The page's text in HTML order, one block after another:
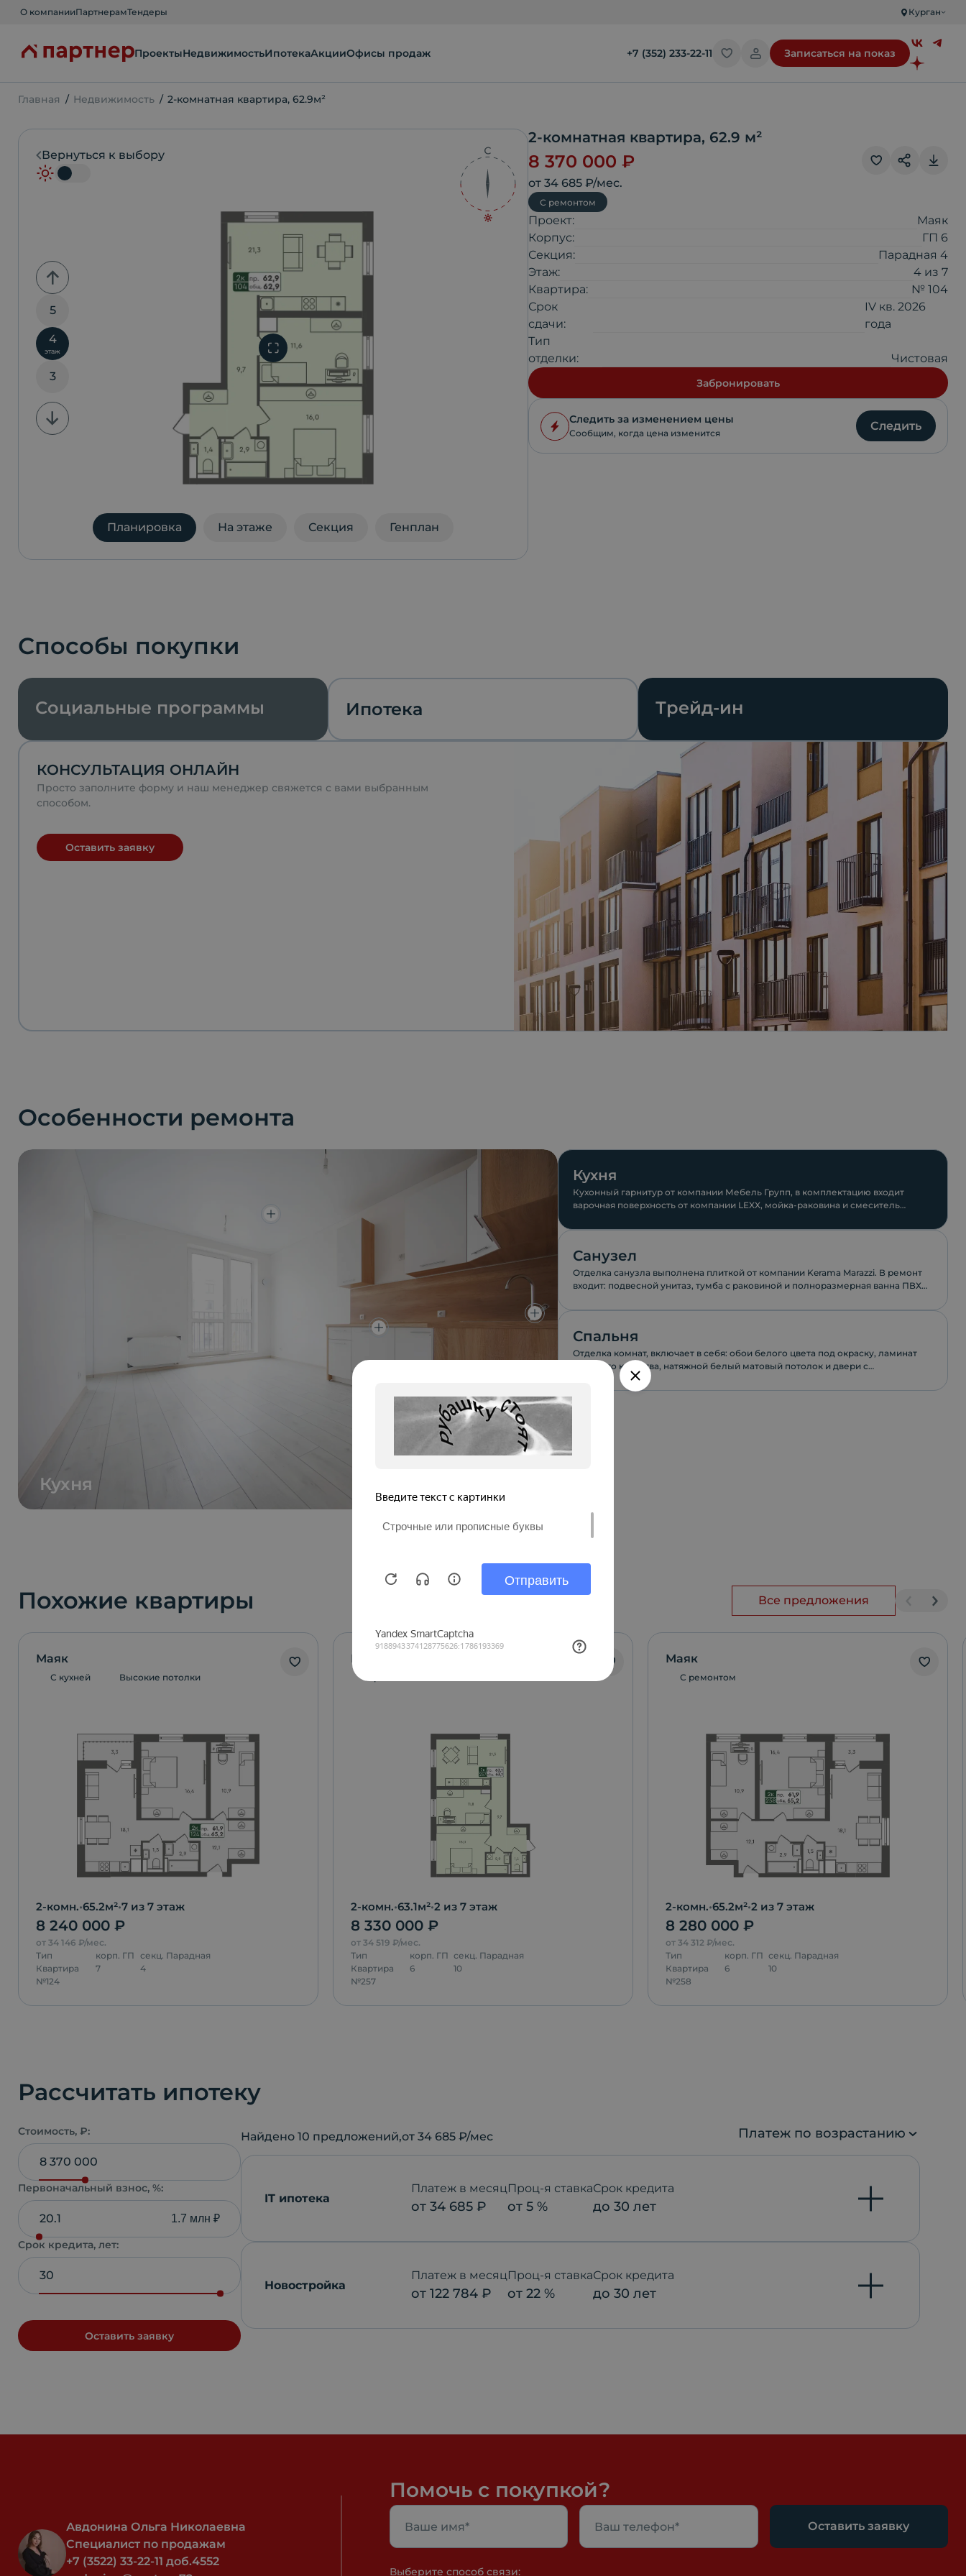
О компанииПартнерамТендеры Курган
ПроектыНедвижимостьИпотекаАкцииОфисы продаж +7 (352) 233-22-11 Записаться на показ
Главная Недвижимость 2-комнатная квартира, 62.9м²
Вернуться к выбору
5
4
этаж
3
Планировка На этаже Секция Генплан
2-комнатная квартира, 62.9 м²
8 370 000₽
от34 685₽/мес.
Отправить по почте
WhatsApp
С ремонтом
Проект:
Маяк
Корпус:
ГП 6
Секция:
Парадная 4
Этаж:
4 из 7
Квартира:
№ 104
Срок
сдачи:
IV кв. 2026
года
Тип
отделки:
Чистовая
Забронировать
Следить за изменением цены
Сообщим, когда цена изменится
Следить
Способы покупки
Социальные программы Ипотека Трейд-ин
КОНСУЛЬТАЦИЯ ОНЛАЙН
Просто заполните форму и наш менеджер свяжется с вами выбранным
способом.
Оставить заявку
Особенности ремонта
Кухня
Кухня
Кухонный гарнитур от компании Мебель Групп, в комплектацию входит
варочная поверхность от компании LEXX, мойка-раковина и смеситель
Санузел
Отделка санузла выполнена плиткой от компании Keramа Marazzi. В ремонт
входит: подвесной унитаз, тумба с раковиной и полноразмерная ванна ПВХ
Спальня
Отделка комнат, включает в себя: обои белого цвета под окраску, ламинат
высокого качества, натяжной белый матовый потолок и двери с
качественной фурнитурой.
Похожие квартиры Все предложения
Маяк
С кухней Высокие потолки
2-комн.•65.2м²•7 из 7 этаж
8 240 000 ₽
от 34 146 ₽/мес.
Тип
Квартира
корп. ГП
7
секц. Парадная
4
№124
Маяк
2-комн.•63.1м²•2 из 7 этаж
8 330 000 ₽
от 34 519 ₽/мес.
Тип
Квартира
корп. ГП
6
секц. Парадная
10
№257
Маяк
С ремонтом
2-комн.•65.2м²•2 из 7 этаж
8 280 000 ₽
от 34 312 ₽/мес.
Тип
Квартира
корп. ГП
6
секц. Парадная
10
№258
Рассчитать ипотеку
Стоимость, ₽:
Первоначальный взнос, %:
1.7 млн ₽
Срок кредита, лет:
Оставить заявку
Найдено 10 предложений,от 34 685 ₽/мес Платеж по возрастанию
IT ипотека
Платеж в месяц
от 34 685 ₽
Проц-я ставка
от 5 %
Срок кредита
до 30 лет
Новостройка
Платеж в месяц
от 122 784 ₽
Проц-я ставка
от 22 %
Срок кредита
до 30 лет
Авдонина Ольга Николаевна
Специалист по продажам
+7 (3522) 33-22-11 доб.4552
Помочь с покупкой?
Оставить заявку
Выберите способ связи: